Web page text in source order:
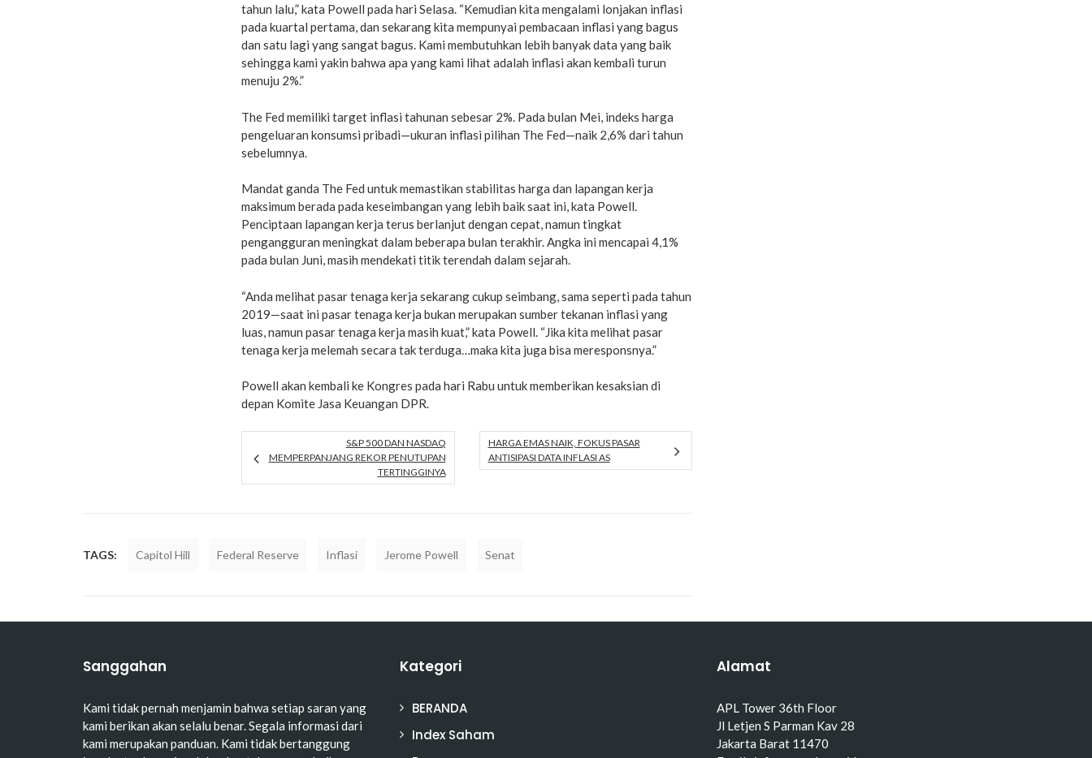
tahun lalu,” kata Powell pada hari Selasa. “Kemudian kita mengalami lonjakan inflasi
pada kuartal pertama, dan sekarang kita mempunyai pembacaan inflasi yang bagus
dan satu lagi yang sangat bagus. Kami membutuhkan lebih banyak data yang baik
sehingga kami yakin bahwa apa yang kami lihat adalah inflasi akan kembali turun
menuju 2%.”
The Fed memiliki target inflasi tahunan sebesar 2%. Pada bulan Mei, indeks harga
pengeluaran konsumsi pribadi—ukuran inflasi pilihan The Fed—naik 2,6% dari tahun
sebelumnya.
Mandat ganda The Fed untuk memastikan stabilitas harga dan lapangan kerja
maksimum berada pada keseimbangan yang lebih baik saat ini, kata Powell.
Penciptaan lapangan kerja terus berlanjut dengan cepat, namun tingkat
pengangguran meningkat dalam beberapa bulan terakhir. Angka ini mencapai 4,1%
pada bulan Juni, masih mendekati titik terendah dalam sejarah.
“Anda melihat pasar tenaga kerja sekarang cukup seimbang, sama seperti pada tahun
2019—saat ini pasar tenaga kerja bukan merupakan sumber tekanan inflasi yang
luas, namun pasar tenaga kerja masih kuat,” kata Powell. “Jika kita melihat pasar
tenaga kerja melemah secara tak terduga…maka kita juga bisa meresponsnya.”
Powell akan kembali ke Kongres pada hari Rabu untuk memberikan kesaksian di
depan Komite Jasa Keuangan DPR.
S&P 500 DAN NASDAQ
MEMPERPANJANG REKOR PENUTUPAN
TERTINGGINYA
HARGA EMAS NAIK, FOKUS PASAR
ANTISIPASI DATA INFLASI AS
TAGS: Capitol Hill Federal Reserve Inflasi Jerome Powell Senat
Sanggahan
Kami tidak pernah menjamin bahwa setiap saran yang
kami berikan akan selalu benar. Segala informasi dari
kami merupakan panduan. Kami tidak bertanggung
Kategori
BERANDA
Index Saham
Alamat
APL Tower 36th Floor
Jl Letjen S Parman Kav 28
Jakarta Barat 11470